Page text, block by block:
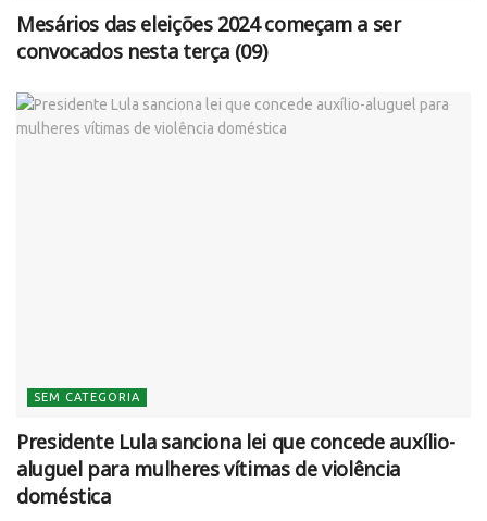
Mesários das eleições 2024 começam a ser
convocados nesta terça (09)
SEM CATEGORIA
Presidente Lula sanciona lei que concede auxílio-
aluguel para mulheres vítimas de violência
doméstica